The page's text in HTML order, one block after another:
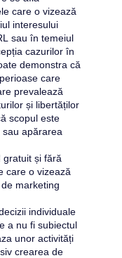
care o vizează
interesului
sau în temeiul
cazurilor în
demonstra că
care
prevalează
și libertăților
scopul este
apărarea
și fără
care o vizează
marketing
individuale
a nu fi subiectul
unor activități
crearea de